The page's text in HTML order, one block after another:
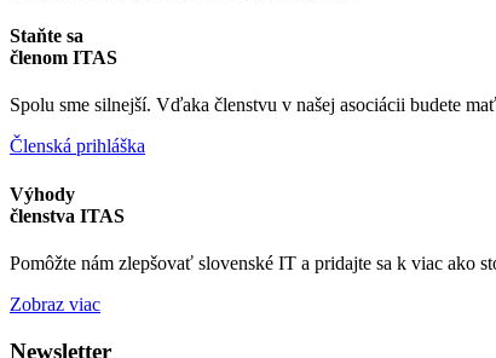
Staňte sa
členom ITAS
Spolu sme silnejší. Vďaka členstvu v našej asociácii budete
Členská prihláška
Výhody
členstva ITAS
Pomôžte nám zlepšovať slovenské IT a pridajte sa k viac ako
Zobraz viac
Newsletter